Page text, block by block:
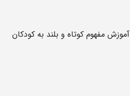
آموزش مفهوم کوتاه و بلند به کودکان